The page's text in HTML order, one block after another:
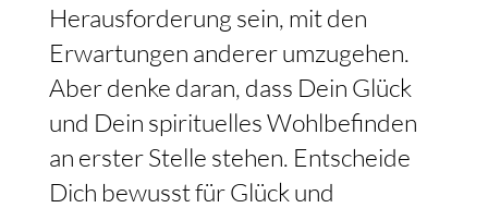
Herausforderung sein, mit den
Erwartungen anderer umzugehen.
Aber denke daran, dass Dein Glück
und Dein spirituelles Wohlbefinden
an erster Stelle stehen. Entscheide
Dich bewusst für Glück und